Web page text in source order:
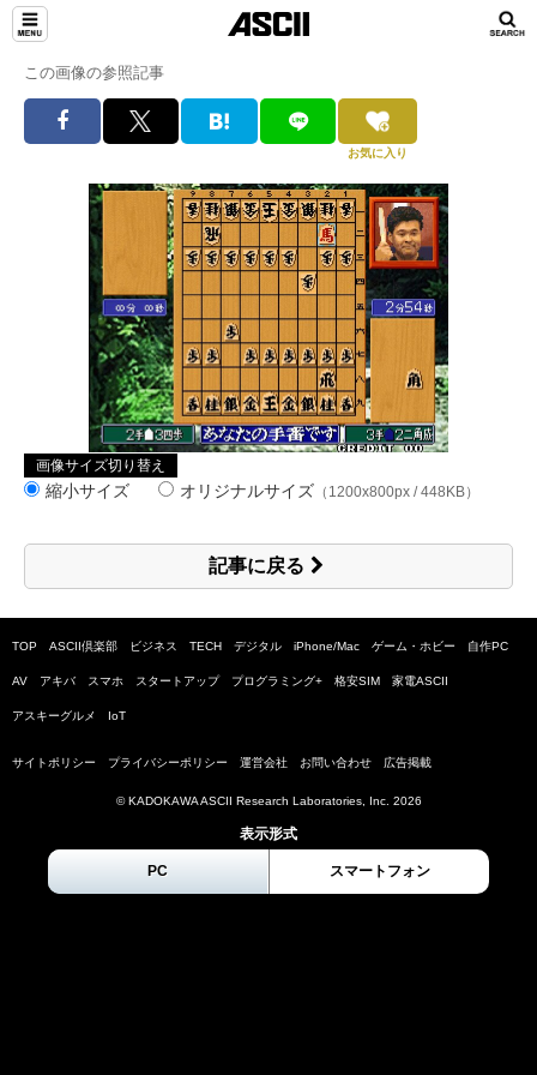
この画像の参照記事
お気に入り
画像サイズ切り替え
縮小サイズ オリジナルサイズ （1200x800px / 448KB）
記事に戻る
TOP ASCII倶楽部 ビジネス TECH デジタル iPhone/Mac ゲーム・ホビー 自作PC
AV アキバ スマホ スタートアップ プログラミング+ 格安SIM 家電ASCII
アスキーグルメ IoT
サイトポリシー プライバシーポリシー 運営会社 お問い合わせ 広告掲載
© KADOKAWA ASCII Research Laboratories, Inc. 2026
表示形式
PC スマートフォン